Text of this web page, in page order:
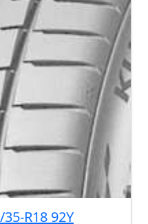
R18 92Y